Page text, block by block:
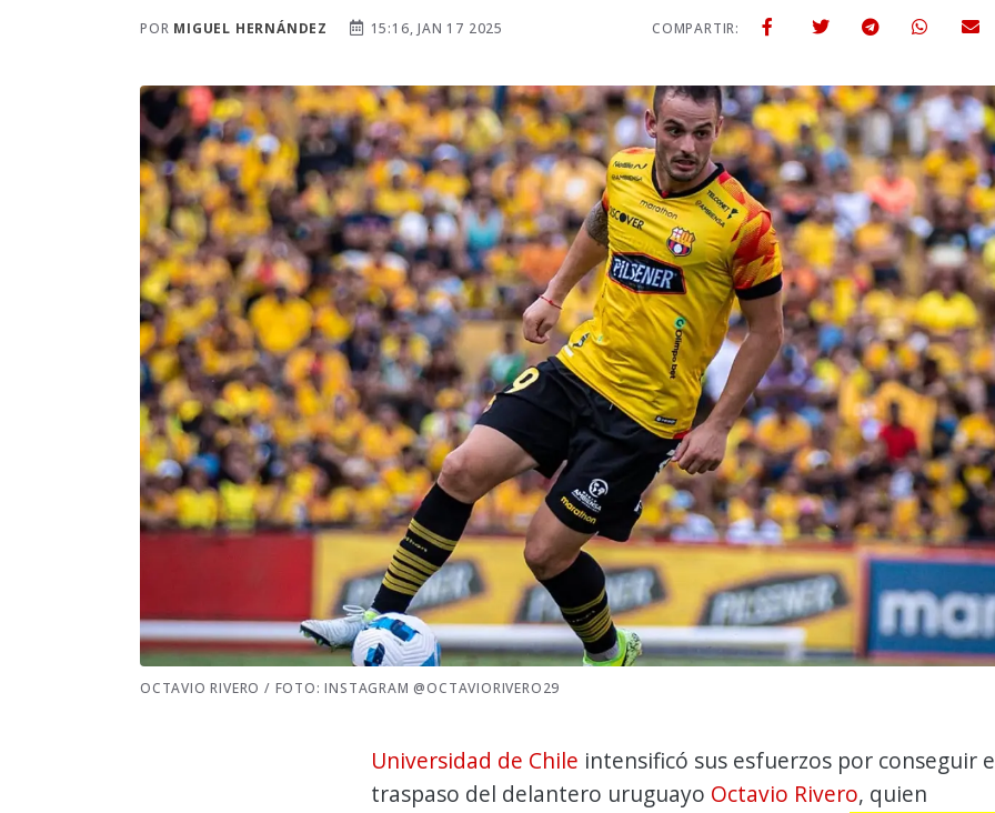
POR MIGUEL HERNÁNDEZ 15:16, JAN 17 2025 COMPARTIR:
OCTAVIO RIVERO / FOTO: INSTAGRAM @OCTAVIORIVERO29
Universidad de Chile intensificó sus esfuerzos por conseguir
traspaso del delantero uruguayo Octavio Rivero, quien